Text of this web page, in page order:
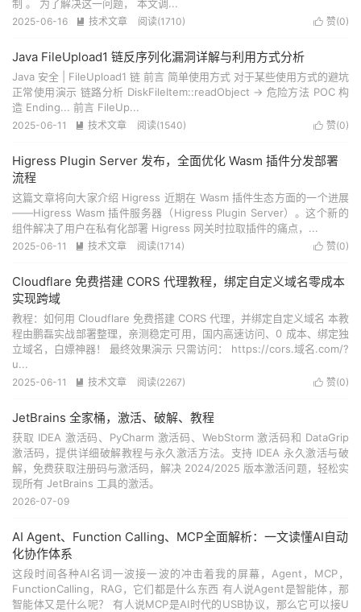
制 。 为了解决这一问题， 本文调...
 赞(0)
2025-06-16  技术文章 阅读(1710)
Java FileUpload1 链反序列化漏洞详解与利用方式分析
Java 安全 | FileUpload1 链 前言 简单使用方式 对于某些使用方式的避坑
正常使用演示 链路分析 DiskFileItem::readObject -> 危险方法 POC 构
造 Ending... 前言 FileUp...
 赞(0)
2025-06-11  技术文章 阅读(1540)
Higress Plugin Server 发布，全面优化 Wasm 插件分发部署
流程
这篇文章将向大家介绍 Higress 近期在 Wasm 插件生态方面的一个进展
——Higress Wasm 插件服务器（Higress Plugin Server）。这个新的
组件解决了用户在私有化部署 Higress 网关时拉取插件的痛点，...
 赞(0)
2025-06-11  技术文章 阅读(1714)
Cloudflare 免费搭建 CORS 代理教程，绑定自定义域名零成本
实现跨域
教程：如何用 Cloudflare 免费搭建 CORS 代理，并绑定自定义域名 本教
程由鹏磊实战部署整理，亲测稳定可用，国内高速访问、0 成本、绑定独
立域名，白嫖神器！ 最终效果演示 只需访问： https://cors.域名.com/?
u...
 赞(0)
2025-06-11  技术文章 阅读(2267)
JetBrains 全家桶，激活、破解、教程
获取 IDEA 激活码、PyCharm 激活码、WebStorm 激活码和 DataGrip
激活码，提供详细破解教程与永久激活方法。支持 IDEA 永久激活与破
解，免费获取注册码与激活码，解决 2024/2025 版本激活问题，轻松实
现所有 JetBrains 工具的激活。
2026-07-09
AI Agent、Function Calling、MCP全面解析：一文读懂AI自动
化协作体系
这段时间各种AI名词一波接一波的冲击着我的屏幕，Agent，MCP，
FunctionCalling，RAG，它们都是什么东西 有人说Agent是智能体，那
智能体又是什么呢？ 有人说MCP是AI时代的USB协议，那么它可以接U